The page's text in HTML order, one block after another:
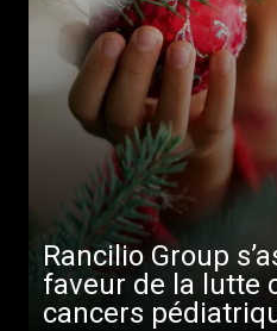
Rancilio Group
faveur de la lutte
cancers